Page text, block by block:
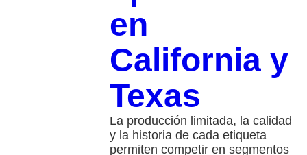
en
California y
Texas
La producción limitada, la calidad
y la historia de cada etiqueta
permiten competir en segmentos